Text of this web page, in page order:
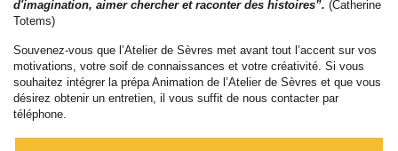
d'imagination, aimer chercher et raconter des histoires”. (Catherine
Totems)
Souvenez-vous que l’Atelier de Sèvres met avant tout l’accent sur vos
motivations, votre soif de connaissances et votre créativité. Si vous
souhaitez intégrer la prépa Animation de l’Atelier de Sèvres et que vous
désirez obtenir un entretien, il vous suffit de nous contacter par
téléphone.